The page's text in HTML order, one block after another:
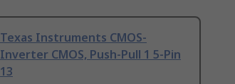
Texas Instruments CMOS-
Inverter CMOS, Push-Pull 1 5-Pin
13